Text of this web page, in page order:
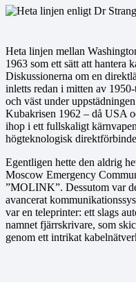
Heta linjen mellan
1963 som ett sätt att hantera
Diskussionerna om en
inletts redan i mitten av
och väst under
Kubakrisen 1962 – då USA
ihop i ett fullskaligt
högteknologisk
Egentligen hette den aldrig
Moscow Emergency
”MOLINK”. Dessutom var
avancerat
var en teleprinter: ett slags
namnet fjärrskrivare, som
genom ett intrikat